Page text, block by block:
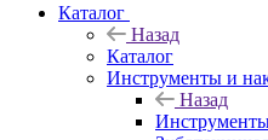
Каталог
Назад
Каталог
Инструменты и
Назад